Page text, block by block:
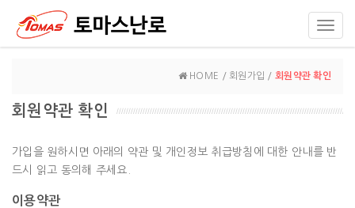
HOME / 회원가입 /회원약관 확인
회원약관 확인
가입을 원하시면 아래의 약관 및 개인정보 취급방침에 대한 안내를 반
드시 읽고 동의해 주세요.
이용약관